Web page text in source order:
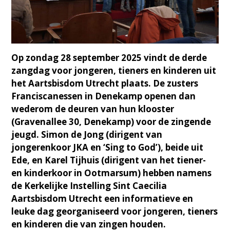
Op zondag 28 september 2025 vindt de derde
zangdag voor jongeren, tieners en kinderen uit
het Aartsbisdom Utrecht plaats. De zusters
Franciscanessen in Denekamp openen dan
wederom de deuren van hun klooster
(Gravenallee 30, Denekamp) voor de zingende
jeugd. Simon de Jong (dirigent van
jongerenkoor JKA en ‘Sing to God’), beide uit
Ede, en Karel Tijhuis (dirigent van het tiener-
en kinderkoor in Ootmarsum) hebben namens
de Kerkelijke Instelling Sint Caecilia
Aartsbisdom Utrecht een informatieve en
leuke dag georganiseerd voor jongeren, tieners
en kinderen die van zingen houden.